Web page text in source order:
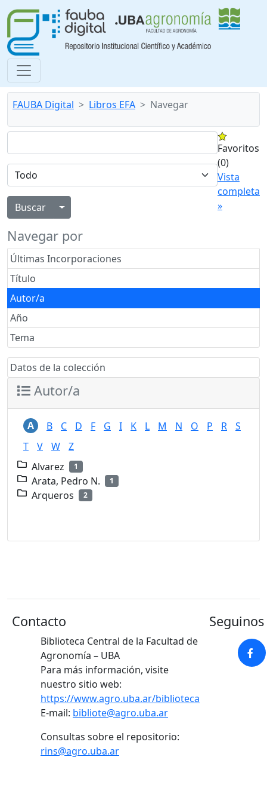
FAUBA Digital Libros EFA Navegar
Alternar menú desplegable
Favoritos
(0)
Vista
completa
»
Navegar por
Últimas Incorporaciones
Título
Autor/a
Año
Tema
Datos de la colección
Autor/a
A B C D F G I K L M N O P R
S
T
V W
Z
Alvarez
1
Arata, Pedro N. 1
Arqueros 2
Contacto
Biblioteca Central de la Facultad de
Agronomía – UBA
Para más información, visite
nuestro sitio web:
https://www.agro.uba.ar/biblioteca
E-mail: bibliote@agro.uba.ar
Consultas sobre el repositorio:
rins@agro.uba.ar